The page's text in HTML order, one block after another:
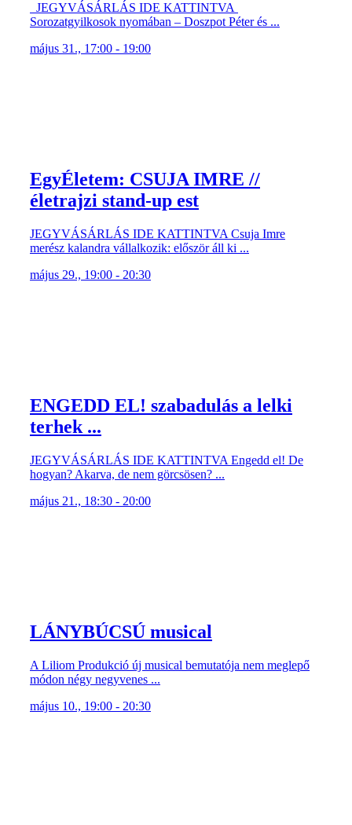
JEGYVÁSÁRLÁS IDE KATTINTVA
Sorozatgyilkosok nyomában – Doszpot Péter és ...
május 31., 17:00 - 19:00
EgyÉletem: CSUJA IMRE //
életrajzi stand-up est
JEGYVÁSÁRLÁS IDE KATTINTVA Csuja Imre
merész kalandra vállalkozik: először áll ki ...
május 29., 19:00 - 20:30
ENGEDD EL! szabadulás a lelki
terhek ...
JEGYVÁSÁRLÁS IDE KATTINTVA Engedd el! De
hogyan? Akarva, de nem görcsösen? ...
május 21., 18:30 - 20:00
LÁNYBÚCSÚ musical
A Liliom Produkció új musical bemutatója nem meglepő
módon négy negyvenes ...
május 10., 19:00 - 20:30